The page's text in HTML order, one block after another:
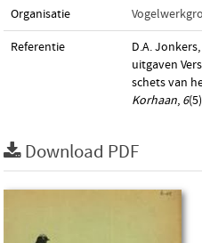
Organisatie
Referentie
D.A.
uitgaven
schets van
Korhaan, 6
Download PDF